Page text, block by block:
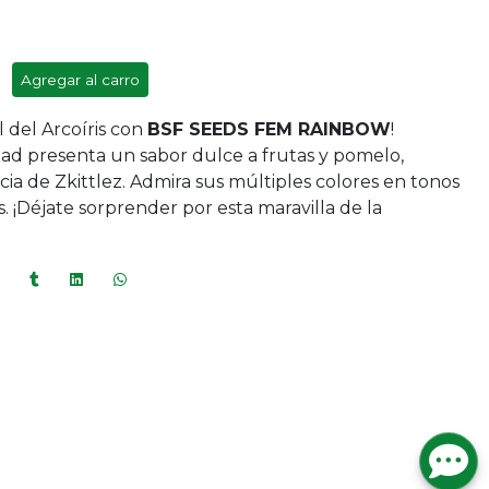
Agregar al carro
del Arcoíris con BSF SEEDS FEM RAINBOW!
presenta un sabor dulce a frutas y pomelo,
de Zkittlez. Admira sus múltiples colores en tonos
¡Déjate sorprender por esta maravilla de la